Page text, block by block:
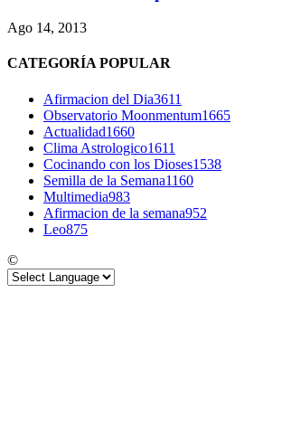
Ago 14, 2013
CATEGORÍA POPULAR
Afirmacion del Dia3611
Observatorio Moonmentum1665
Actualidad1660
Clima Astrologico1611
Cocinando con los Dioses1538
Semilla de la Semana1160
Multimedia983
Afirmacion de la semana952
Leo875
©